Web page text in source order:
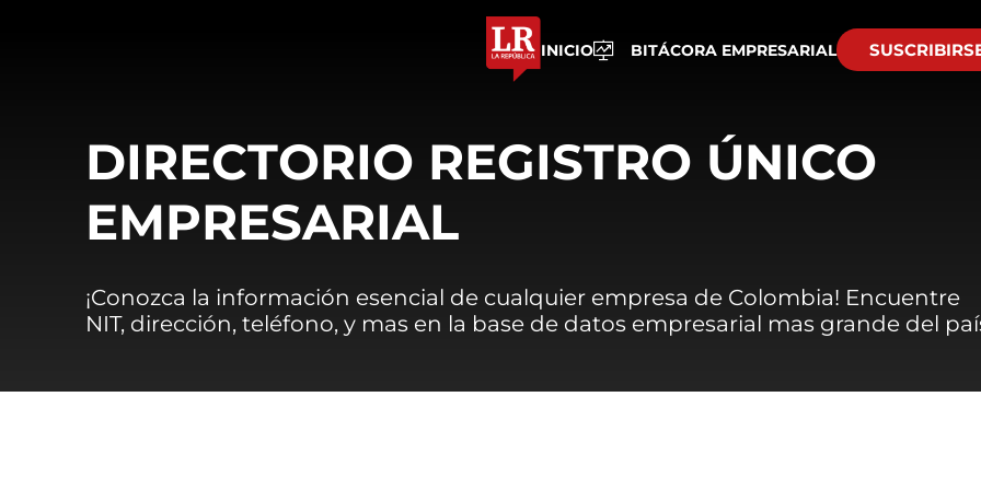
INICIO BITÁCORA EMPRESARIAL
DIRECTORIO REGISTRO ÚNICO
EMPRESARIAL
¡Conozca la información esencial de cualquier empresa de Colombia! Encuentre
NIT, dirección, teléfono, y mas en la base de datos empresarial mas grande del